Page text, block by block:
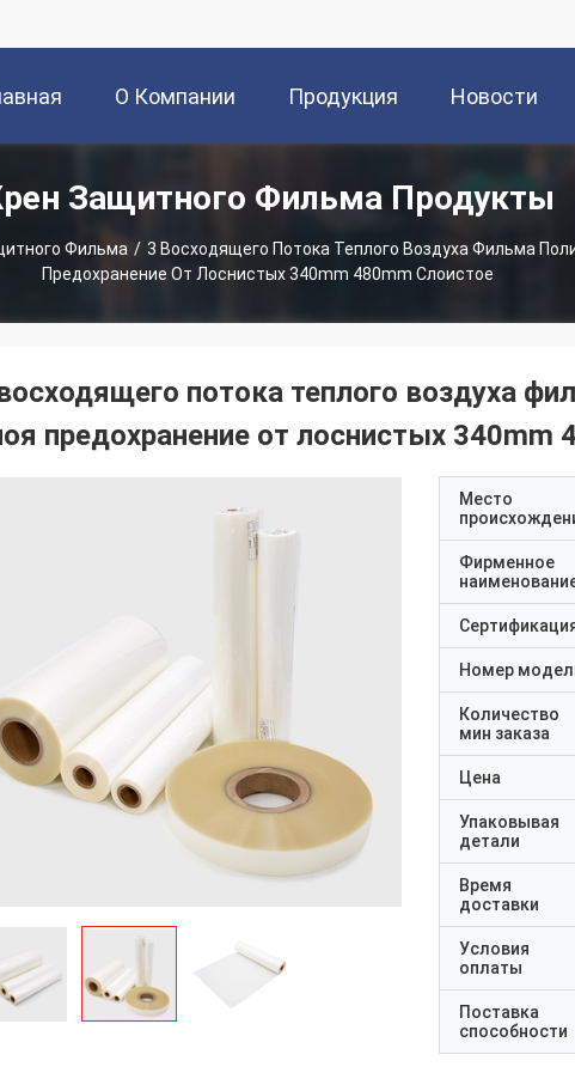
О Компании Продукция Новости
Защитного Фильма Продукты
Фильма / 3 Восходящего Потока Теплого Воздуха Фильма
Предохранение От Лоснистых 340mm 480mm Слоистое
потока теплого воздуха
предохранение от лоснистых 340mm
Место
Фирменное
Номер
Количество
мин заказа
Цена
Упаковывая
детали
Время
доставки
Условия
оплаты
Поставка
способности